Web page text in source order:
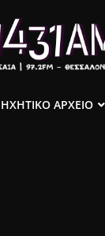
ΗΧΗΤΙΚΟ ΑΡΧΕΙΟ